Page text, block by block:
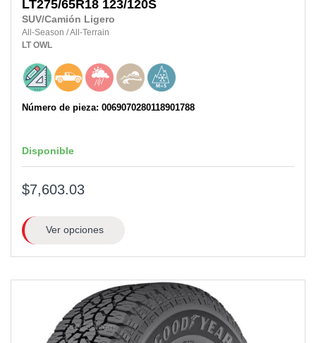
LT275/65R18 123/120S
SUV/Camión Ligero
All-Season /All-Terrain
LT OWL
Número de pieza: 0069070280118901788
Disponible
$7,603.03
Ver opciones